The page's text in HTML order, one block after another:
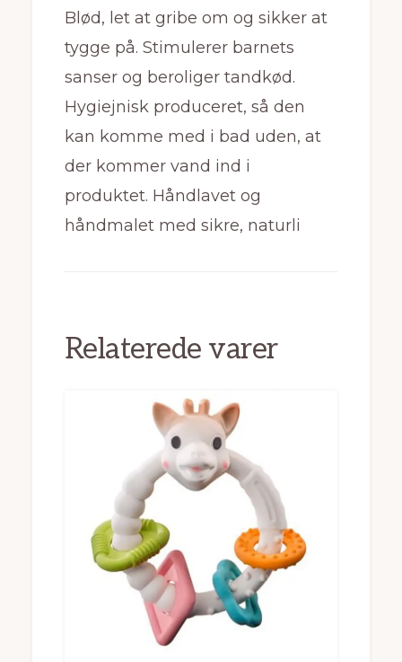
Blød, let at gribe om og sikker at
tygge på. Stimulerer barnets
sanser og beroliger tandkød.
Hygiejnisk produceret, så den
kan komme med i bad uden, at
der kommer vand ind i
produktet. Håndlavet og
håndmalet med sikre, naturli
Relaterede varer